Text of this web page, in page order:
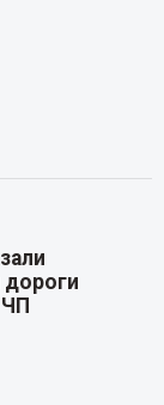
дороги
ЧП